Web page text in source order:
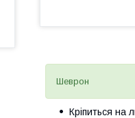
Шеврон
Кріпиться на